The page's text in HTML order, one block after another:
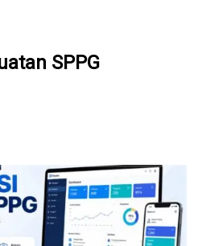
aplikasi modern
SPPG